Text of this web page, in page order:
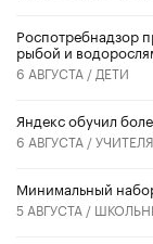
Роспотребнадзор
рыбой и
6 АВГУСТА / ДЕТИ
​Яндекс обучил
6 АВГУСТА /УЧИТЕЛЯ
Минимальный
5 АВГУСТА /